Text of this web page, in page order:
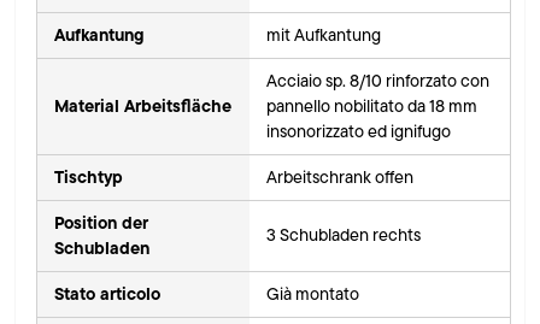
Aufkantung mit Aufkantung
Material Arbeitsfläche
Acciaio sp. 8/10 rinforzato con
pannello nobilitato da 18 mm
insonorizzato ed ignifugo
Tischtyp Arbeitschrank offen
Position der
Schubladen
3 Schubladen rechts
Stato articolo Già montato